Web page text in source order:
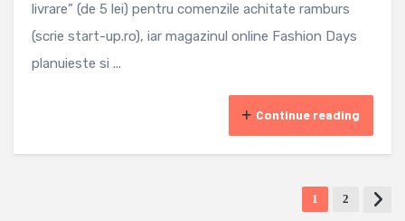
livrare” (de 5 lei) pentru comenzile achitate ramburs
(scrie start-up.ro), iar magazinul online Fashion Days
planuieste si ...
Continue reading
1 2